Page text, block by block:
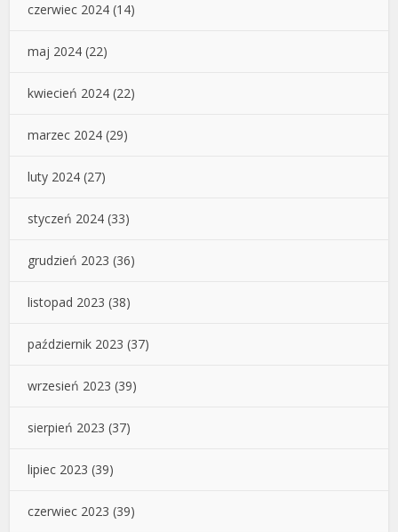
czerwiec 2024 (14)
maj 2024 (22)
kwiecień 2024 (22)
marzec 2024 (29)
luty 2024 (27)
styczeń 2024 (33)
grudzień 2023 (36)
listopad 2023 (38)
październik 2023 (37)
wrzesień 2023 (39)
sierpień 2023 (37)
lipiec 2023 (39)
czerwiec 2023 (39)